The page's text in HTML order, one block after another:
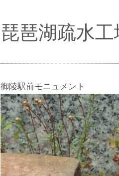
琵琶湖疏水
御陵駅前モニュメント